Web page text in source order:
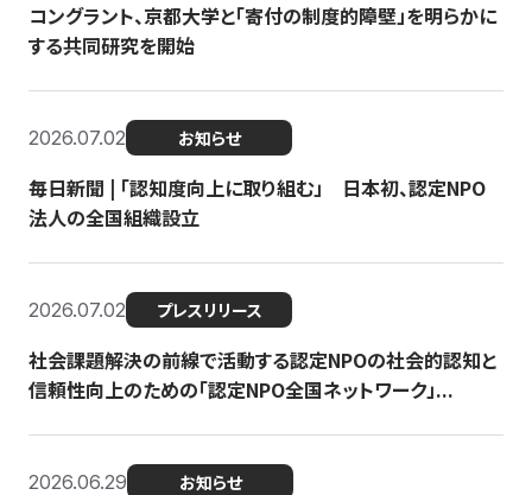
コングラント、京都大学と「寄付の制度的障壁」を明らかに
する共同研究を開始
2026.07.02 お知らせ
毎日新聞 | 「認知度向上に取り組む」 日本初、認定NPO
法人の全国組織設立
2026.07.02 プレスリリース
社会課題解決の前線で活動する認定NPOの社会的認知と
信頼性向上のための「認定NPO全国ネットワーク」...
2026.06.29 お知らせ